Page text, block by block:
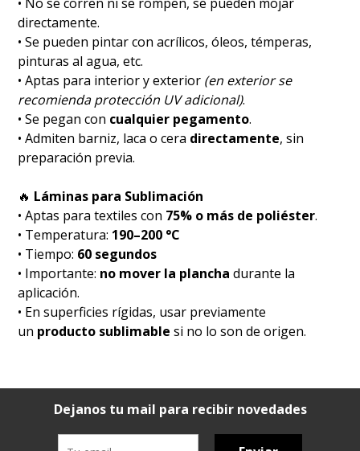
directamente.
• Se pueden pintar con acrílicos, óleos, témperas,
pinturas al agua, etc.
• Aptas para interior y exterior (en exterior se
recomienda protección UV adicional).
• Se pegan con cualquier pegamento.
• Admiten barniz, laca o cera directamente, sin
preparación previa.
🔥 Láminas para Sublimación
• Aptas para textiles con 75% o más de poliéster.
• Temperatura: 190–200 °C
• Tiempo: 60 segundos
• Importante: no mover la plancha durante la
aplicación.
• En superficies rígidas, usar previamente
un producto sublimable si no lo son de origen.
Dejanos tu mail para recibir novedades